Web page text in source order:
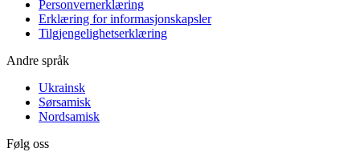
Personvernerklæring
Erklæring for informasjonskapsler
Tilgjengelighetserklæring
Andre språk
Ukrainsk
Sørsamisk
Nordsamisk
Følg oss